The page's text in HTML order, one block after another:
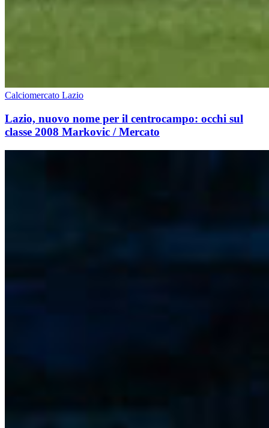
Calciomercato Lazio
Lazio, nuovo nome per il centrocampo: occhi sul
classe 2008 Markovic / Mercato